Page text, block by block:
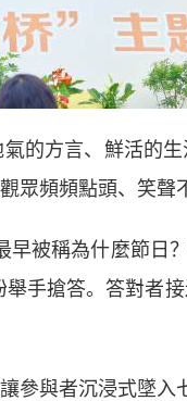
方言、鮮活的生
眾頻頻點頭、笑聲
被稱為什麼節日？
手搶答。答對者
與者沉浸式墜入